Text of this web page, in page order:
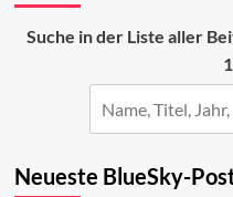
Suche in der Liste aller
Neueste BlueSky-